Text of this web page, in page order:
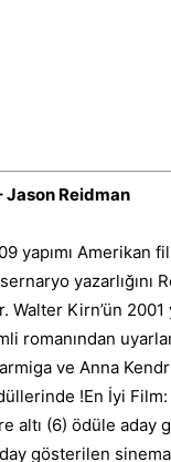
Jason Reidman
yapımı Amerikan
yazarlığını
Walter Kirn’ün 2001
romanından
ve Anna
!En İyi
altı (6) ödüle aday
gösterilen